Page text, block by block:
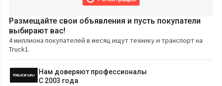
Размещайте свои объявления и пусть покупатели
выбирают вас!
4 миллиона покупателей в месяц ищут технику и транспорт на
Truck1.
Нам доверяют профессионалы
С 2003 года